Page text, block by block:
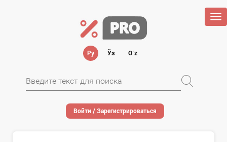
Ру Ўз Oʻz
Войти / Зарегистрироваться